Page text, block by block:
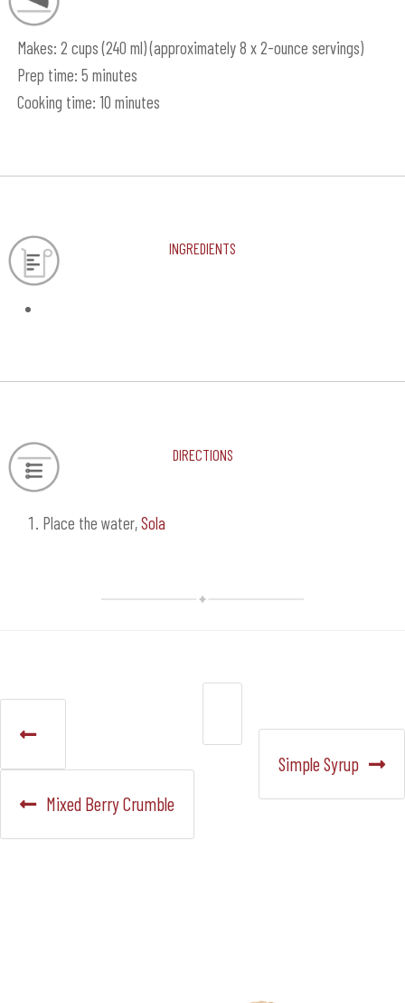
Makes: 2 cups (240 ml) (approximately 8 x 2-ounce servings)
Prep time: 5 minutes
Cooking time: 10 minutes
Ingredients
Directions
Place the water,Sola
Navegación
de
entradas
Anterior:
Mixed Berry Crumble
Siguiente:
Simple Syrup